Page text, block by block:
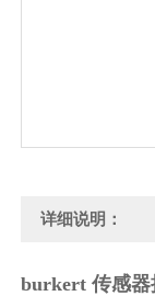
详细说明：
burkert 传感器